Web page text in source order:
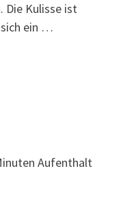
Die Kulisse ist
ein …
Aufenthalt